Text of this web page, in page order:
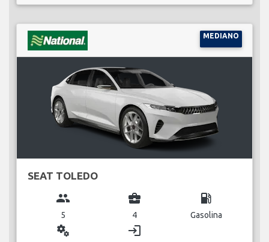
MEDIANO
SEAT TOLEDO
group
5
business_center
4
local_gas_station
Gasolina
miscellaneous_services login